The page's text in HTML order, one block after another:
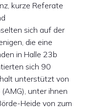
kurze Referate
sich auf der
die eine
in Halle 23b
sich 90
unterstützt von
unter ihnen
Heide von zum